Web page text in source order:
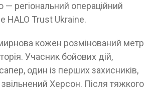
— регіональний операційний
HALO Trust Ukraine.
кожен розмінований метр
Учасник бойових дій,
один із перших захисників,
Херсон. Після тяжкого